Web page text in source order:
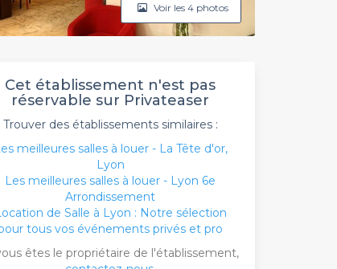
Voir les 4 photos
Cet établissement n'est pas
réservable sur Privateaser
Trouver des établissements similaires :
meilleures salles à louer - La Tête d'or,
Lyon
Les meilleures salles à louer - Lyon 6e
Arrondissement
de Salle à Lyon : Notre sélection
tous vos événements privés et pro
êtes le propriétaire de l'établissement,